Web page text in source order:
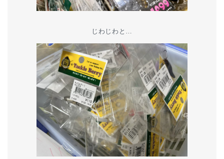
じわじわと…